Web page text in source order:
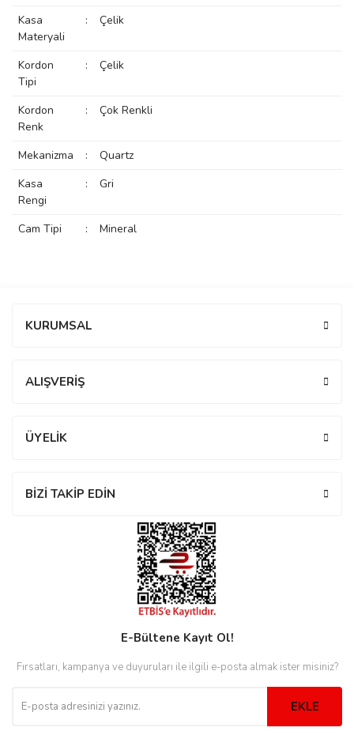
Kasa
Materyali
: Çelik
Kordon
Tipi
: Çelik
Kordon
Renk
: Çok Renkli
Mekanizma :
Quartz
Kasa
Rengi
: Gri
Cam Tipi : Mineral
KURUMSAL
ALIŞVERİŞ
ÜYELİK
BİZİ TAKİP EDİN
E-Bültene Kayıt Ol!
Fırsatları, kampanya ve duyuruları ile ilgili e-posta almak ister misiniz?
EKLE